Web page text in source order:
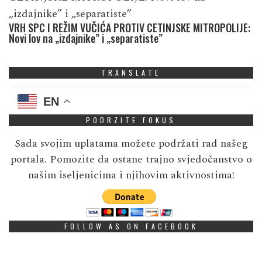
VRH SPC I REŽIM VUČIĆA PROTIV CETINJSKE MITROPOLIJE:
Novi lov na „izdajnike” i „separatiste”
TRANSLATE
EN
PODRZITE FOKUS
Sada svojim uplatama možete podržati rad našeg
portala. Pomozite da ostane trajno svjedočanstvo o
našim iseljenicima i njihovim aktivnostima!
FOLLOW AS ON FACEBOOK